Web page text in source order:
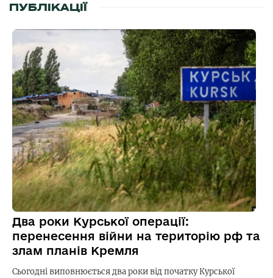
ПУБЛІКАЦІЇ
Два роки Курської операції:
перенесення війни на територію рф та
злам планів Кремля
Сьогодні виповнюється два роки від початку Курської